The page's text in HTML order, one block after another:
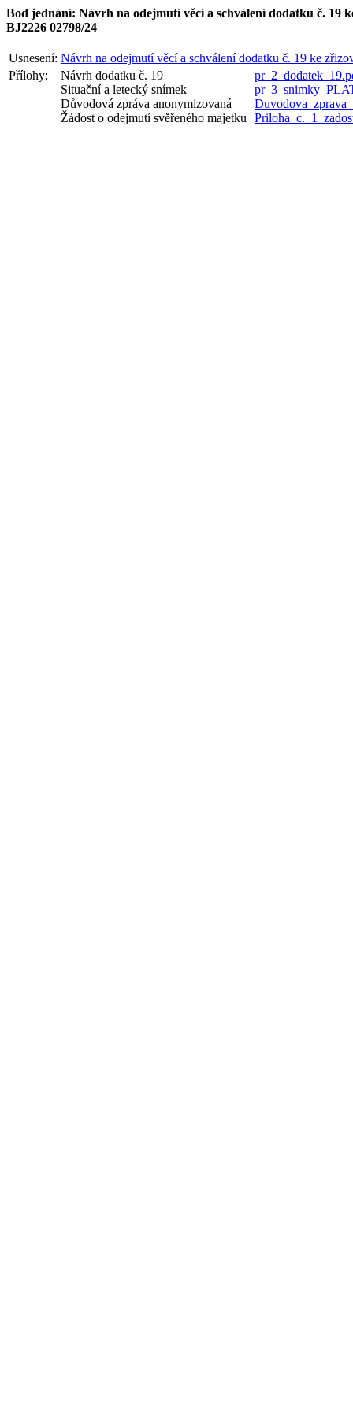
Bod jednání: Návrh na odejmutí věcí a schválení dodatku č. 19
BJ2226 02798/24
Usnesení: Návrh na odejmutí věcí a schválení dodatku č. 19 ke
Přílohy:
Návrh dodatku č. 19
Situační a letecký snímek
Důvodová zpráva anonymizovaná
Žádost o odejmutí svěřeného majetku